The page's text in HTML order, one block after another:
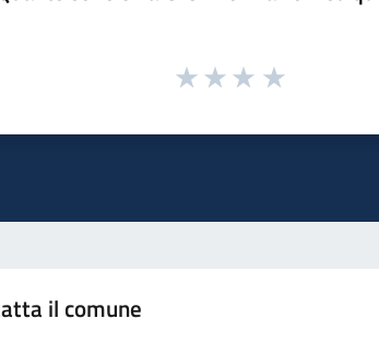
il comune